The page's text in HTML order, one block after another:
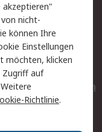
Batterien
akzeptieren"
nicht-
können Ihre
Einstellungen
möchten, klicken
Zugriff auf
Richtlinie.